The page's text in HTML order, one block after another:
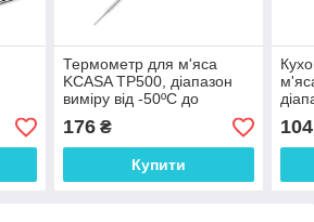
Термометр для м'яса
KCASA TP500, діапазон
виміру від -50ºC до
+300ºC, похибка ±1ºС
176₴
Купити
104